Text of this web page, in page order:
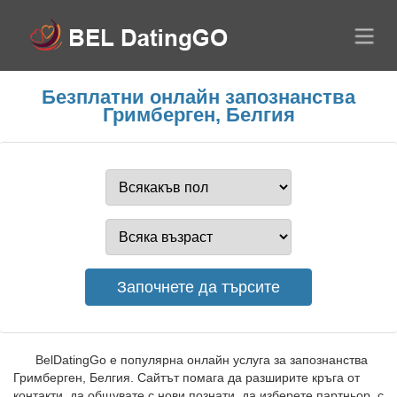
Безплатни онлайн запознанства
Гримберген, Белгия
BelDatingGo е популярна онлайн услуга за запознанства
Гримберген, Белгия. Сайтът помага да разширите кръга от